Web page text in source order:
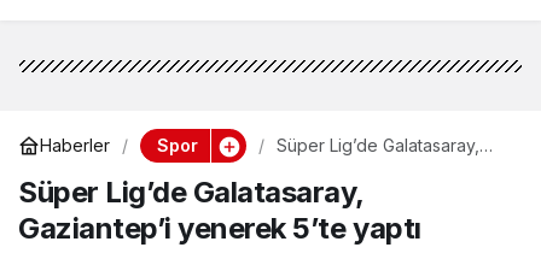
Haberler Spor
Süper Lig’de Galatasaray,
yaptı
Süper Lig’de Galatasaray,
Gaziantep’i yenerek 5’te yaptı